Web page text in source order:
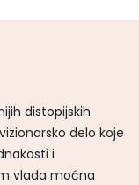
distopijskih
delo koje
i
vlada moćna